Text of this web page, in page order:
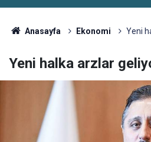
Anasayfa Ekonomi Yeni
Yeni halka arzlar